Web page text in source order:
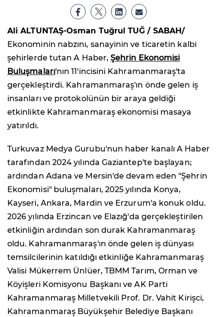
Ali ALTUNTAŞ-Osman Tuğrul TUĞ / SABAH/
Ekonominin nabzını, sanayinin ve ticaretin kalbi
şehirlerde tutan A Haber,Şehrin Ekonomisi
Buluşmaları'nın 11'incisini Kahramanmaraş'ta
gerçekleştirdi. Kahramanmaraş'ın önde gelen iş
insanları ve protokolünün bir araya geldiği
etkinlikte Kahramanmaraş ekonomisi masaya
yatırıldı.
Turkuvaz Medya Gurubu'nun haber kanalı A Haber
tarafından 2024 yılında Gaziantep'te başlayan;
ardından Adana ve Mersin'de devam eden "Şehrin
Ekonomisi" buluşmaları, 2025 yılında Konya,
Kayseri, Ankara, Mardin ve Erzurum'a konuk oldu.
2026 yılında Erzincan ve Elazığ'da gerçekleştirilen
etkinliğin ardından son durak Kahramanmaraş
oldu. Kahramanmaraş'ın önde gelen iş dünyası
temsilcilerinin katıldığı etkinliğe Kahramanmaraş
Valisi Mükerrem Ünlüer, TBMM Tarım, Orman ve
Köyişleri Komisyonu Başkanı ve AK Parti
Kahramanmaraş Milletvekili Prof. Dr. Vahit Kirişci,
Kahramanmaraş Büyükşehir Belediye Başkanı